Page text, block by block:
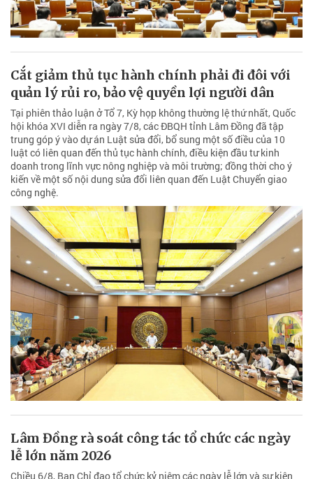
Cắt giảm thủ tục hành chính phải đi đôi với
quản lý rủi ro, bảo vệ quyền lợi người dân
Tại phiên thảo luận ở Tổ 7, Kỳ họp không thường lệ thứ nhất, Quốc
hội khóa XVI diễn ra ngày 7/8, các ĐBQH tỉnh Lâm Đồng đã tập
trung góp ý vào dự án Luật sửa đổi, bổ sung một số điều của 10
luật có liên quan đến thủ tục hành chính, điều kiện đầu tư kinh
doanh trong lĩnh vực nông nghiệp và môi trường; đồng thời cho ý
kiến về một số nội dung sửa đổi liên quan đến Luật Chuyển giao
công nghệ.
Lâm Đồng rà soát công tác tổ chức các ngày
lễ lớn năm 2026
Chiều 6/8, Ban Chỉ đạo tổ chức kỷ niệm các ngày lễ lớn và sự kiện